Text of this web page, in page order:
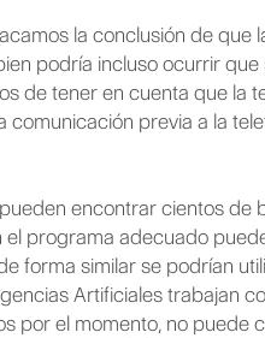
la conclusión de que
podría incluso ocurrir
de tener en cuenta que la
comunicación previa a la
encontrar cientos de
el programa adecuado
forma similar se podrían
Artificiales trabajan
por el momento, no